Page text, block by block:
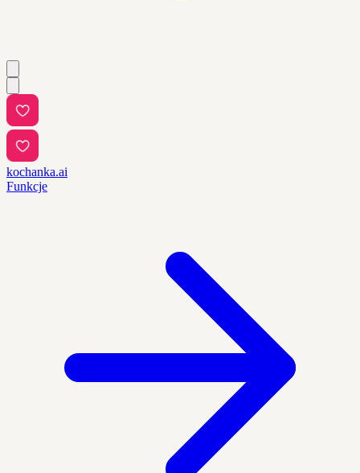
kochanka.ai
Funkcje